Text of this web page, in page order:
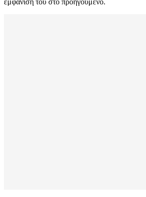
εμφάνισή του στο προηγούμενο.